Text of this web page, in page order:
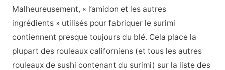
Malheureusement, « l’amidon et les autres
ingrédients » utilisés pour fabriquer le surimi
contiennent presque toujours du blé. Cela place la
plupart des rouleaux californiens (et tous les autres
rouleaux de sushi contenant du surimi) sur la liste des